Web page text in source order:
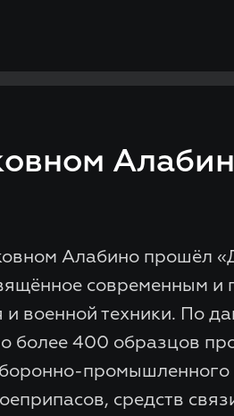
Алабино прошёл
современным и
военной техники. По
более 400 образцов
промышленного
средств